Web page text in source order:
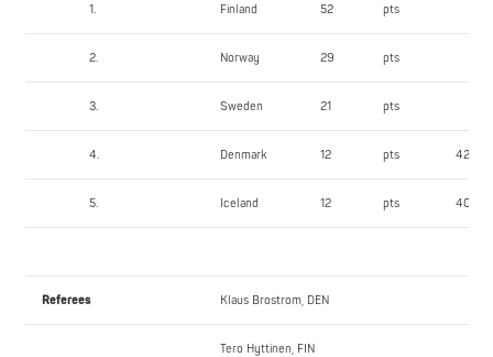
1. Finland 52 pts
2. Norway 29 pts
3. Sweden 21 pts
4. Denmark 12 pts
5. Iceland 12 pts 400,14
Referees Klaus Brostrom, DEN
Tero Hyttinen, FIN